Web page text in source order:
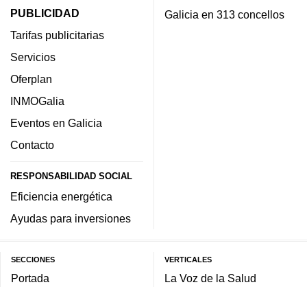
PUBLICIDAD
Tarifas publicitarias
Servicios
Oferplan
INMOGalia
Eventos en Galicia
Contacto
RESPONSABILIDAD SOCIAL
Eficiencia energética
Ayudas para inversiones
Galicia en 313 concellos
SECCIONES
Portada
VERTICALES
La Voz de la Salud